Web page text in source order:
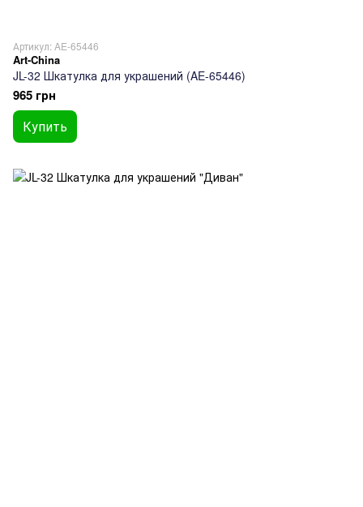
Артикул: AE-65446
Art-China
JL-32 Шкатулка для украшений (AE-65446)
965 грн
Купить